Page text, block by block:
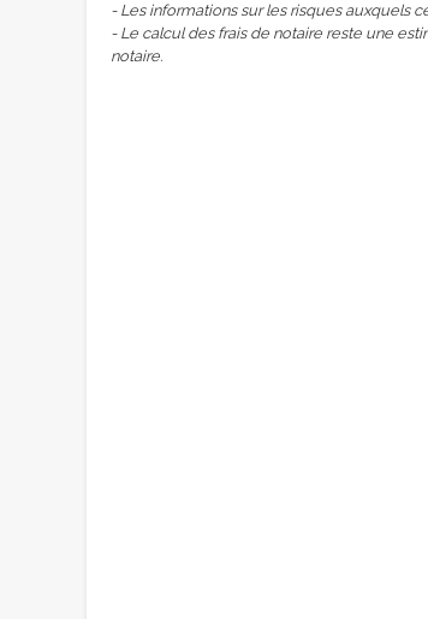
- Les informations sur les risques auxquels
- Le calcul des frais de notaire reste une
notaire.